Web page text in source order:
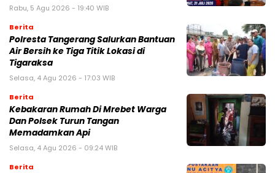
Rabu, 5 Agu 2026 - 19:40 WIB
Berita
Polresta Tangerang Salurkan Bantuan
Air Bersih ke Tiga Titik Lokasi di
Tigaraksa
Selasa, 4 Agu 2026 - 17:03 WIB
Berita
Kebakaran Rumah Di Mrebet Warga
Dan Polsek Turun Tangan
Memadamkan Api
Selasa, 4 Agu 2026 - 09:24 WIB
Berita